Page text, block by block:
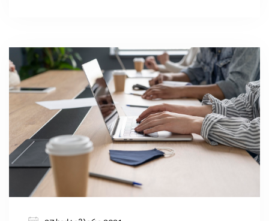
ახერხებს, მას აქვს შესაძლებლობა, ახალ
საკანონმდებლო ინსტრუმენტებზე
დაყრდნობით ეფექტიანად დაარეგულიროს
კრედიტორებთან ურთიერთობა – მოახერხოს
რეაბილიტაცია და სიცოცხლისუნარიანი
დაუბრუნდეს ბაზარს ან, შესაბამის შემთხვევაში,
გაკოტრდეს და გავიდეს ბაზრიდან.